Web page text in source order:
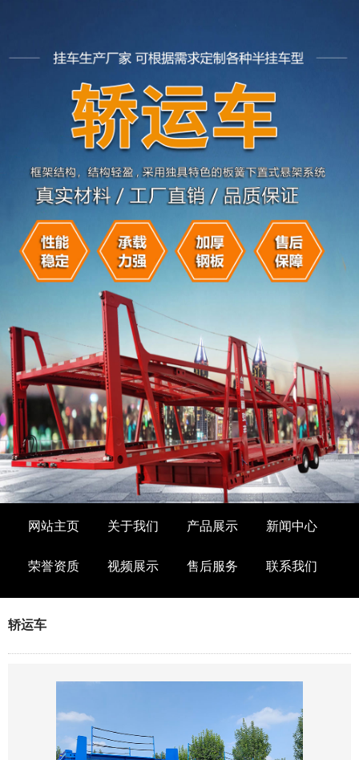
网站主页 关于我们 产品展示 新闻中心
荣誉资质 视频展示 售后服务 联系我们
轿运车